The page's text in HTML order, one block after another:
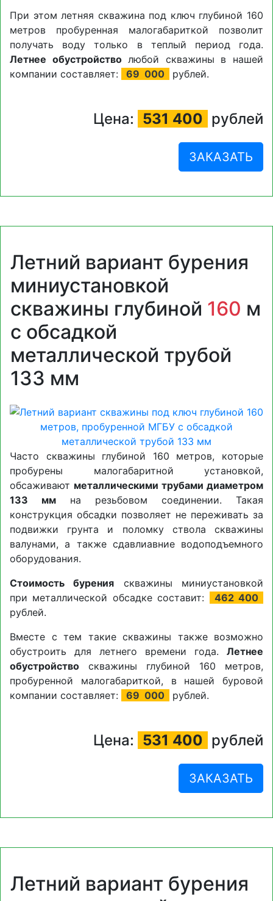
При этом летняя скважина под ключ глубиной 160
метров пробуренная малогабариткой позволит
получать воду только в теплый период года.
Летнее обустройстволюбой скважины в нашей
компании составляет:
69 000 рублей.
Цена: 531 400 рублей
ЗАКАЗАТЬ
Летний вариант бурения
миниустановкой
скважины глубиной 160 м
с обсадкой
металлической трубой
133 мм
Часто скважины глубиной 160 метров, которые
пробурены малогабаритной установкой,
обсаживают металлическими трубами диаметром
133 мм на резьбовом соединении. Такая
конструкция обсадки позволяет не переживать за
подвижки грунта и поломку ствола скважины
валунами, а также сдавлиавние водоподъемного
оборудования.
Стоимость бурения скважины миниустановкой
при металлической обсадке составит:
462 400
рублей.
Вместе с тем такие скважины также возможно
обустроить для летнего времени года. Летнее
обустройство скважины глубиной 160 метров,
пробуренной малогабариткой, в нашей буровой
компании составляет:
69 000 рублей.
Цена: 531 400 рублей
ЗАКАЗАТЬ
Летний вариант бурения